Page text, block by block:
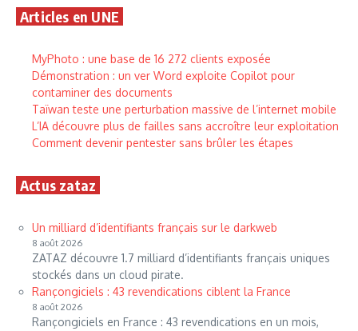
Articles en UNE
MyPhoto : une base de 16 272 clients exposée
Démonstration : un ver Word exploite Copilot pour
contaminer des documents
Taïwan teste une perturbation massive de l’internet mobile
L’IA découvre plus de failles sans accroître leur exploitation
Comment devenir pentester sans brûler les étapes
Actus zataz
Un milliard d’identifiants français sur le darkweb
8 août 2026
ZATAZ découvre 1.7 milliard d’identifiants français uniques
stockés dans un cloud pirate.
Rançongiciels : 43 revendications ciblent la France
8 août 2026
Rançongiciels en France : 43 revendications en un mois,